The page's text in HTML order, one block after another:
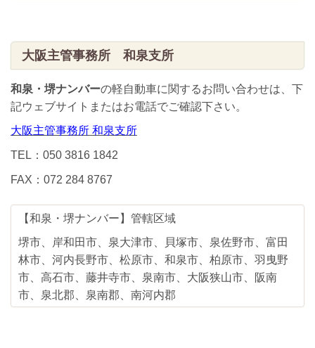
大阪主管事務所 和泉支所
和泉・堺ナンバーの軽自動車に関するお問い合わせは、下
記ウェブサイトまたはお電話でご確認下さい。
大阪主管事務所 和泉支所
TEL：050 3816 1842
FAX：072 284 8767
【和泉・堺ナンバー】管轄区域
堺市、岸和田市、泉大津市、貝塚市、泉佐野市、富田
林市、河内長野市、松原市、和泉市、柏原市、羽曳野
市、高石市、藤井寺市、泉南市、大阪狭山市、阪南
市、泉北郡、泉南郡、南河内郡